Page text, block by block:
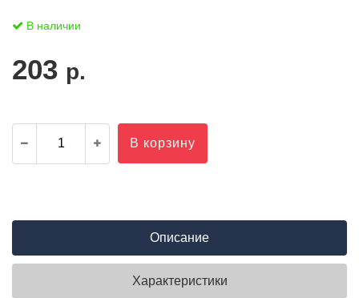
В наличии
203 р.
В корзину
Описание
Характеристики